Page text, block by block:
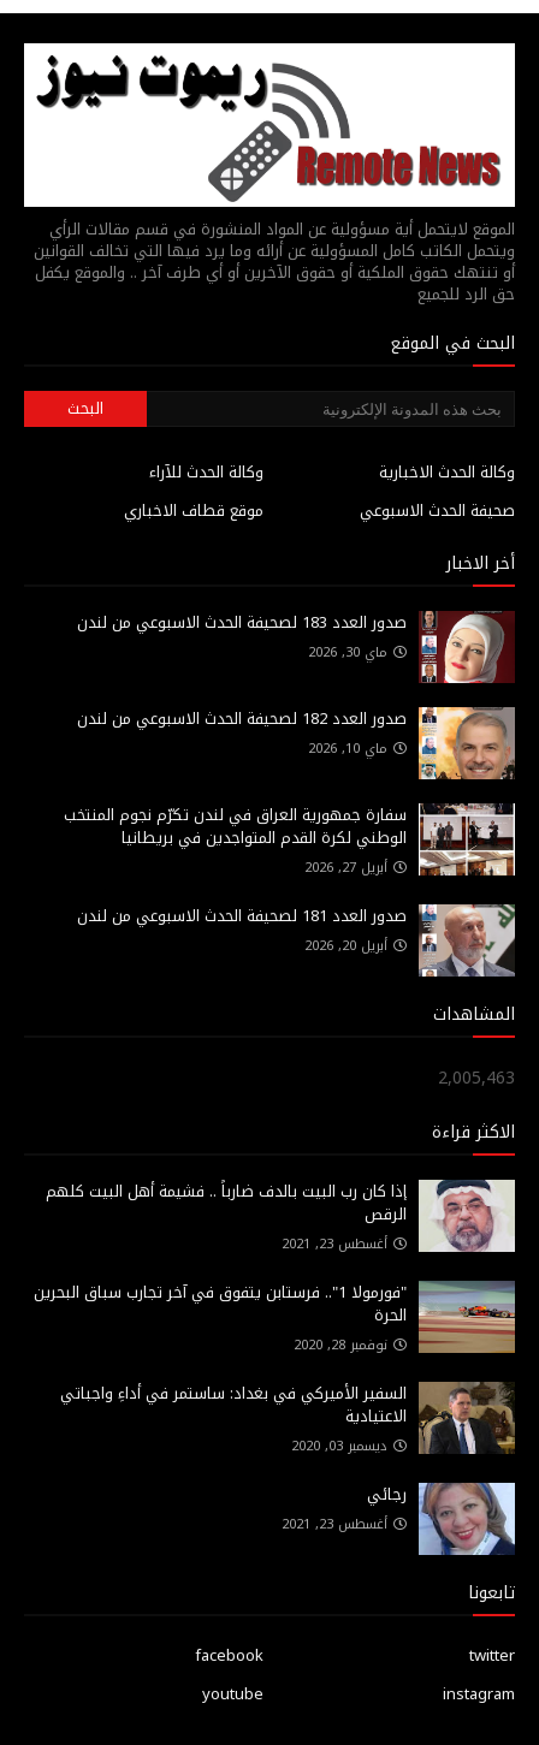
الموقع لايتحمل أية مسؤولية عن المواد المنشورة في قسم مقالات الرأي
ويتحمل الكاتب كامل المسؤولية عن أرائه وما يرد فيها التي تخالف القوانين
أو تنتهك حقوق الملكية أو حقوق الآخرين أو أي طرف آخر .. والموقع يكفل
حق الرد للجميع
البحث في الموقع
وكالة الحدث للآراء
وكالة الحدث الاخبارية
موقع قطاف الاخباري
صحيفة الحدث الاسبوعي
أخر الاخبار
صدور العدد 183 لصحيفة الحدث الاسبوعي من لندن
ماي 30, 2026
صدور العدد 182 لصحيفة الحدث الاسبوعي من لندن
ماي 10, 2026
سفارة جمهورية العراق في لندن تكرّم نجوم المنتخب
الوطني لكرة القدم المتواجدين في بريطانيا
أبريل 27, 2026
صدور العدد 181 لصحيفة الحدث الاسبوعي من لندن
أبريل 20, 2026
المشاهدات
2,005,463
الاكثر قراءة
إذا كان رب البيت بالدف ضارباً .. فشيمة أهل البيت كلهم
الرقص
أغسطس 23, 2021
"فورمولا 1".. فرستابن يتفوق في آخر تجارب سباق البحرين
الحرة
نوفمبر 28, 2020
السفير الأميركي في بغداد: ساستمر في أداءِ واجباتي
الاعتيادية
ديسمبر 03, 2020
رجائي
أغسطس 23, 2021
تابعونا
facebook
twitter
youtube
instagram